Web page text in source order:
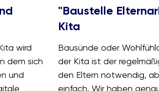
wird
dem sich
und
"Baustelle
Kita
Bausünde oder
der Kita ist der
den Eltern notwendig,
einfach. Wir haben